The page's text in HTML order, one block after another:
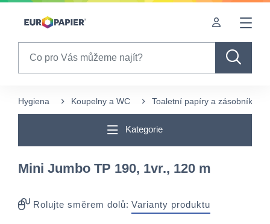
Table Of Content
Hygiena Koupelny a WC Toaletní papíry a zásobníky
Kategorie
Mini Jumbo TP 190, 1vr., 120 m
Rolujte směrem dolů: Varianty produktu